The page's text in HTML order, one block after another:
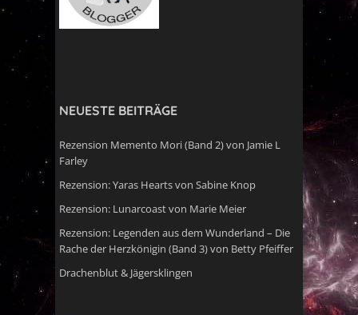
NEUESTE BEITRÄGE
Rezension Memento Mori (Band 2) von Jamie L
Farley
Rezension: Yaras Hearts von Sabine Knop
Rezension: Lunarcoast von Marie Meier
Rezension: Legenden aus dem Wunderland – Die
Rache der Herzkönigin (Band 3) von Betty Pfeiffer
Drachenblut & Jägersklingen